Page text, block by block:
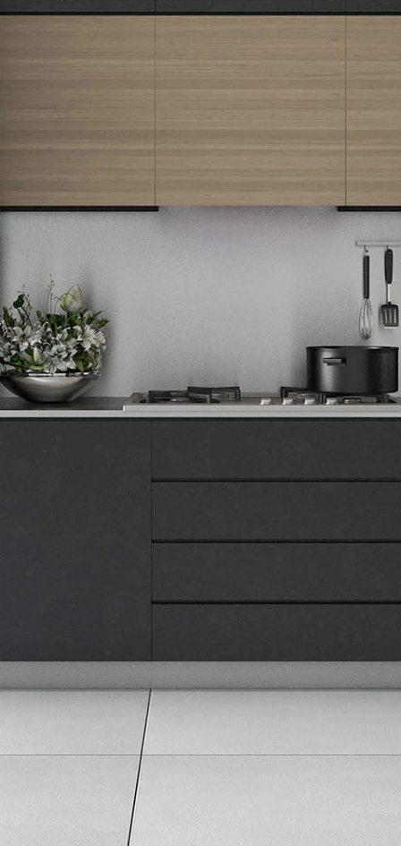
Tehnomedia
O nama
Naše prodavnice
Korisnički servis
Reklamacije i servis
Pratite nas na društvenim mrežama